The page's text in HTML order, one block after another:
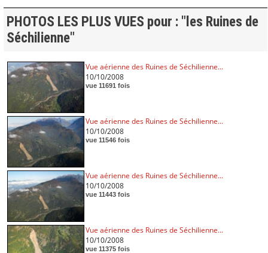
PHOTOS LES PLUS VUES pour : "les Ruines de
Séchilienne"
Vue aérienne des Ruines de Séchilienne...
10/10/2008
vue 11691 fois
Vue aérienne des Ruines de Séchilienne...
10/10/2008
vue 11546 fois
Vue aérienne des Ruines de Séchilienne...
10/10/2008
vue 11443 fois
Vue aérienne des Ruines de Séchilienne...
10/10/2008
vue 11375 fois